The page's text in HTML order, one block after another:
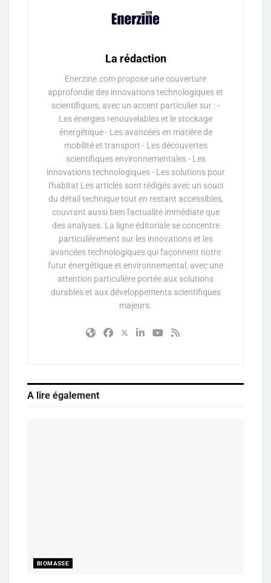
La rédaction
Enerzine.com propose une couverture
approfondie des innovations technologiques et
scientifiques, avec un accent particulier sur : -
Les énergies renouvelables et le stockage
énergétique - Les avancées en matière de
mobilité et transport - Les découvertes
scientifiques environnementales - Les
innovations technologiques - Les solutions pour
l'habitat Les articles sont rédigés avec un souci
du détail technique tout en restant accessibles,
couvrant aussi bien l'actualité immédiate que
des analyses. La ligne éditoriale se concentre
particulièrement sur les innovations et les
avancées technologiques qui façonnent notre
futur énergétique et environnemental, avec une
attention particulière portée aux solutions
durables et aux développements scientifiques
majeurs.
A lire également
BIOMASSE